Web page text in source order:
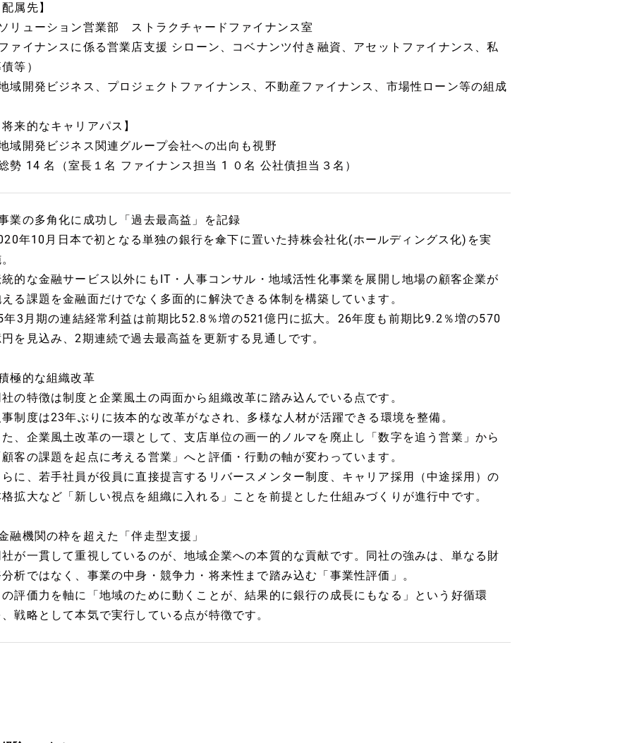
属先】
リューション営業部 ストラクチャードファイナンス室
ァイナンスに係る営業店支援 シローン、コベナンツ付き融資、アセットファイナンス、私
等）
域開発ビジネス、プロジェクトファイナンス、不動産ファイナンス、市場性ローン等の組成
来的なキャリアパス】
域開発ビジネス関連グループ会社への出向も視野
勢 14 名（室長１名 ファイナンス担当 1 ０名 公社債担当３名）
業の多角化に成功し「過去最高益」を記録
年10月日本で初となる単独の銀行を傘下に置いた持株会社化(ホールディングス化)を実
的な金融サービス以外にもIT・人事コンサル・地域活性化事業を展開し地場の顧客企業が
る課題を金融面だけでなく多面的に解決できる体制を構築しています。
年3月期の連結経常利益は前期比52.8％増の521億円に拡大。26年度も前期比9.2％増の570
を見込み、2期連続で過去最高益を更新する見通しです。
極的な組織改革
の特徴は制度と企業風土の両面から組織改革に踏み込んでいる点です。
制度は23年ぶりに抜本的な改革がなされ、多様な人材が活躍できる環境を整備。
、企業風土改革の一環として、支店単位の画一的ノルマを廃止し「数字を追う営業」から
客の課題を起点に考える営業」へと評価・行動の軸が変わっています。
に、若手社員が役員に直接提言するリバースメンター制度、キャリア採用（中途採用）の
拡大など「新しい視点を組織に入れる」ことを前提とした仕組みづくりが進行中です。
融機関の枠を超えた「伴走型支援」
が一貫して重視しているのが、地域企業への本質的な貢献です。同社の強みは、単なる財
析ではなく、事業の中身・競争力・将来性まで踏み込む「事業性評価」。
評価力を軸に「地域のために動くことが、結果的に銀行の成長にもなる」という好循環
戦略として本気で実行している点が特徴です。